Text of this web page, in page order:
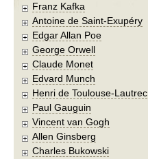
Franz Kafka
Antoine de Saint-Exupéry
Edgar Allan Poe
George Orwell
Claude Monet
Edvard Munch
Henri de Toulouse-Lautrec
Paul Gauguin
Vincent van Gogh
Allen Ginsberg
Charles Bukowski